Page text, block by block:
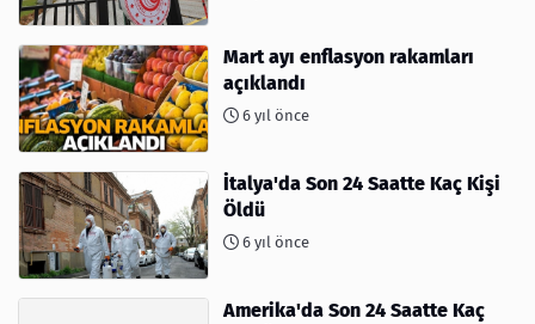
Mart ayı enflasyon rakamları
açıklandı
6 yıl önce
İtalya'da Son 24 Saatte Kaç Kişi
Öldü
6 yıl önce
Amerika'da Son 24 Saatte Kaç